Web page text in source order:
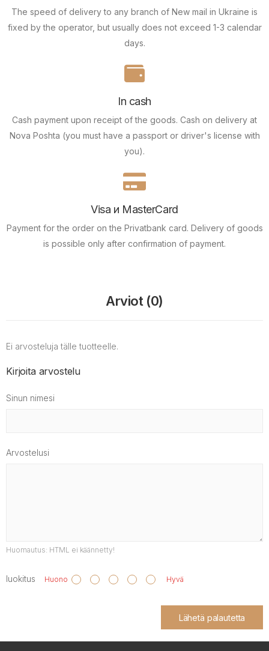
The speed of delivery to any branch of New mail in Ukraine is
fixed by the operator, but usually does not exceed 1-3 calendar
days.
In cash
Cash payment upon receipt of the goods. Cash on delivery at
Nova Poshta (you must have a passport or driver's license with
you).
Visa и MasterCard
Payment for the order on the Privatbank card. Delivery of goods
is possible only after confirmation of payment.
Arviot (0)
Ei arvosteluja tälle tuotteelle.
Kirjoita arvostelu
Sinun nimesi
Arvostelusi
Huomautus: HTML ei käännetty!
luokitus Huono Hyvä
Lähetä palautetta